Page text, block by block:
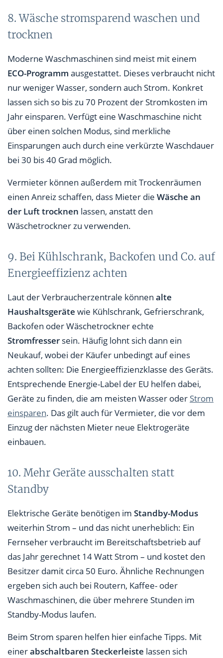
8. Wäsche stromsparend waschen und
trocknen
Moderne Waschmaschinen sind meist mit einem
ECO-Programm ausgestattet. Dieses verbraucht nicht
nur weniger Wasser, sondern auch Strom. Konkret
lassen sich so bis zu 70 Prozent der Stromkosten im
Jahr einsparen. Verfügt eine Waschmaschine nicht
über einen solchen Modus, sind merkliche
Einsparungen auch durch eine verkürzte Waschdauer
bei 30 bis 40 Grad möglich.
Vermieter können außerdem mit Trockenräumen
einen Anreiz schaffen, dass Mieter die Wäsche an
der Luft trocknen lassen, anstatt den
Wäschetrockner zu verwenden.
9. Bei Kühlschrank, Backofen und Co. auf
Energieeffizienz achten
Laut der Verbraucherzentrale können alte
Haushaltsgeräte wie Kühlschrank, Gefrierschrank,
Backofen oder Wäschetrockner echte
Stromfresser sein. Häufig lohnt sich dann ein
Neukauf, wobei der Käufer unbedingt auf eines
achten sollten: Die Energieeffizienzklasse des Geräts.
Entsprechende Energie-Label der EU helfen dabei,
Geräte zu finden, die am meisten Wasser oder Strom
einsparen. Das gilt auch für Vermieter, die vor dem
Einzug der nächsten Mieter neue Elektrogeräte
einbauen.
10. Mehr Geräte ausschalten statt
Standby
Elektrische Geräte benötigen im Standby-Modus
weiterhin Strom – und das nicht unerheblich: Ein
Fernseher verbraucht im Bereitschaftsbetrieb auf
das Jahr gerechnet 14 Watt Strom – und kostet den
Besitzer damit circa 50 Euro. Ähnliche Rechnungen
ergeben sich auch bei Routern, Kaffee- oder
Waschmaschinen, die über mehrere Stunden im
Standby-Modus laufen.
Beim Strom sparen helfen hier einfache Tipps. Mit
einerabschaltbaren Steckerleiste lassen sich